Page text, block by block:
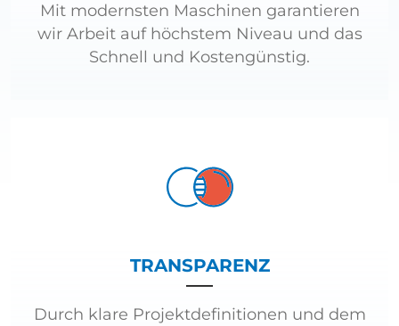
Mit modernsten Maschinen garantieren
wir Arbeit auf höchstem Niveau und das
Schnell und Kostengünstig.
TRANSPARENZ
Durch klare Projektdefinitionen und dem